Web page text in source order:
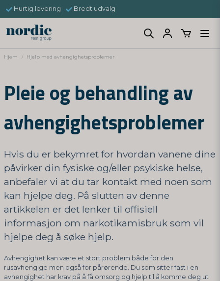
Hurtig levering Bredt udvalg
Hjem Hjelp med avhengighetsproblemer
Pleie og behandling av
avhengighetsproblemer
Hvis du er bekymret for hvordan vanene dine
påvirker din fysiske og/eller psykiske helse,
anbefaler vi at du tar kontakt med noen som
kan hjelpe deg. På slutten av denne
artikkelen er det lenker til offisiell
informasjon om narkotikamisbruk som vil
hjelpe deg å søke hjelp.
Avhengighet kan være et stort problem både for den
rusavhengige men også for pårørende. Du som sitter fast i en
avhengighet har krav på å få omsorg og hjelp til å komme deg ut